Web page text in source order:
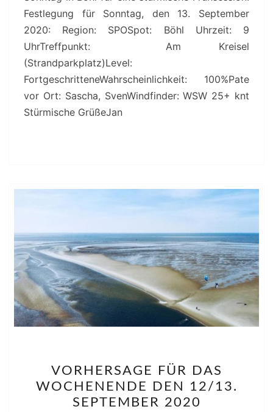
Festlegung für Sonntag, den 13. September
2020: Region: SPOSpot: Böhl Uhrzeit: 9
UhrTreffpunkt: Am Kreisel
(Strandparkplatz)Level:
FortgeschritteneWahrscheinlichkeit: 100%Pate
vor Ort: Sascha, SvenWindfinder: WSW 25+ knt
Stürmische GrüßeJan
FÜR
DAS
WOCHENENDE
VORHERSAGE FÜR DAS
WOCHENENDE DEN 12/13.
SEPTEMBER 2020